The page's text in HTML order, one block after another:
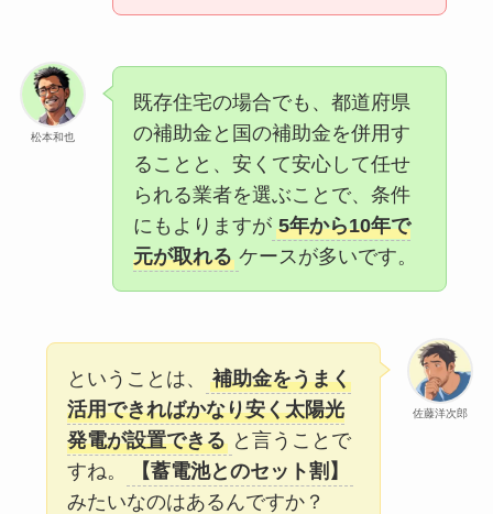
松本和也
既存住宅の場合でも、都道府県
の補助金と国の補助金を併用す
ることと、安くて安心して任せ
られる業者を選ぶことで、条件
にもよりますが 5年から10年で
元が取れる ケースが多いです。
佐藤洋次郎
ということは、
補助金をうまく
活用できればかなり安く太陽光
発電が設置できる と言うことで
すね。
【蓄電池とのセット割】
みたいなのはあるんですか？